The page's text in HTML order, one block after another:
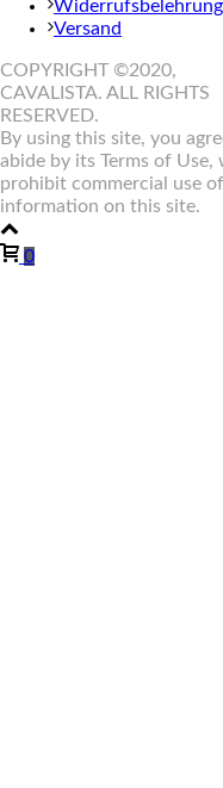
Versand
COPYRIGHT ©2020,
CAVALISTA. ALL RIGHTS
RESERVED.
By using this site, you
abide by its Terms of Use,
prohibit commercial use of
information on this site.
0